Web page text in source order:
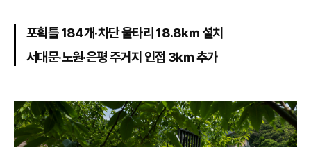
포획틀 184개·차단 울타리 18.8㎞ 설치
서대문·노원·은평 주거지 인접 3㎞ 추가